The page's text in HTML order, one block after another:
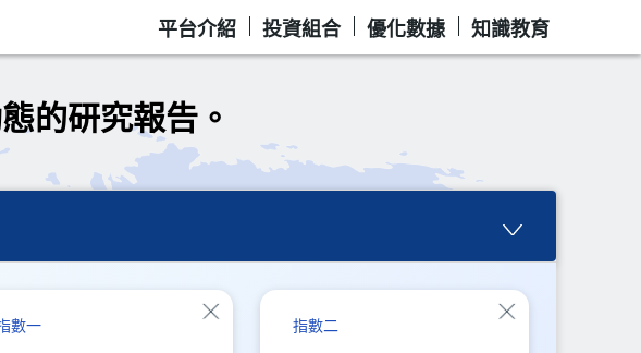
平台介紹 投資組合 優化數據 知識教育
的研究報告。
數一 指數二